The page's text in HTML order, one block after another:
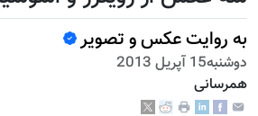
به روایت عکس و تصویر
دوشنبه15 آپریل 2013
همرسانی